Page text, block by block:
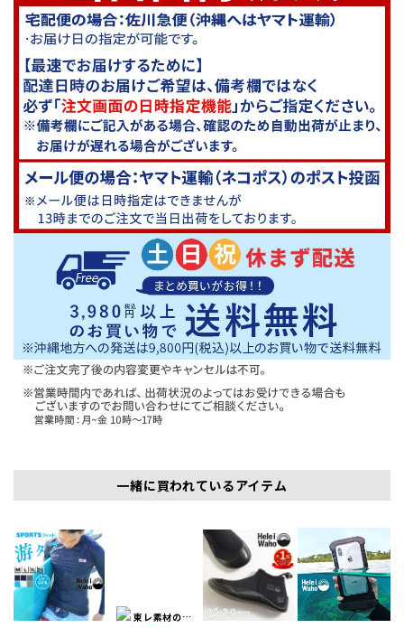
一緒に買われているアイテム
東レ素材の…